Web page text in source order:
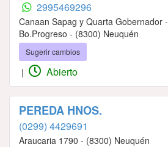
2995469296
Canaan Sapag y Quarta Gobernador -
Bo.Progreso - (8300) Neuquén
Sugerir cambios
| Abierto
PEREDA HNOS.
(0299) 4429691
Araucaria 1790 - (8300) Neuquén